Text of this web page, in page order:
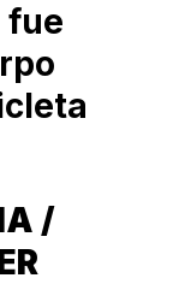
fue
/